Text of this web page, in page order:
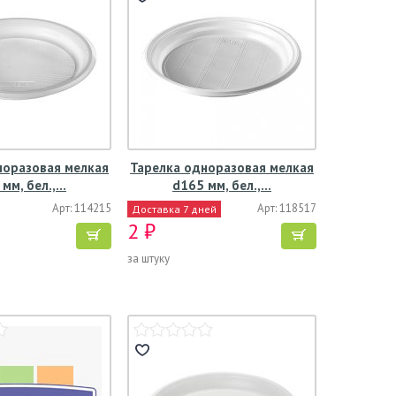
мелкая
бел.,…
Арт: 114215
Тарелка одноразовая мелкая
d165 мм, бел.,…
Доставка 7 дней Арт: 118517
2 ₽
за штуку